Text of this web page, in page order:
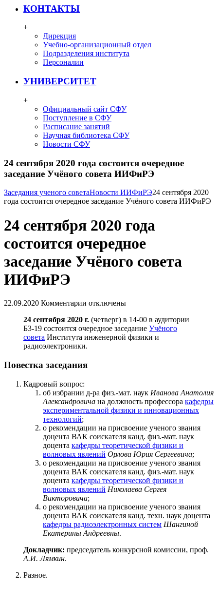
КОНТАКТЫ
+
Дирекция
Учебно-организационный отдел
Подразделения института
Персоналии
УНИВЕРСИТЕТ
+
Официальный сайт СФУ
Поступление в СФУ
Расписание занятий
Научная библиотека СФУ
Новости СФУ
24 сентября 2020 года состоится очередное
заседание Учёного совета ИИФиРЭ
Заседания ученого советаНовости ИИФиРЭ24 сентября 2020
года состоится очередное заседание Учёного совета ИИФиРЭ
24 сентября 2020 года
состоится очередное
заседание Учёного совета
ИИФиРЭ
22.09.2020 Комментарии отключены
24 сентября 2020 г. (четверг) в 14-00 в аудитории
Б3-19 состоится очередное заседание Учёного
совета Института инженерной физики и
радиоэлектроники.
Повестка заседания
Кадровый вопрос:
об избрании д-ра физ.-мат. наук Иванова Анатолия
Александровича на должность профессора кафедры
экспериментальной физики и инновационных
технологий;
о рекомендации на присвоение ученого звания
доцента ВАК соискателя канд. физ.-мат. наук
доцента кафедры теоретической физики и
волновых явлений Орлова Юрия Сергеевича;
о рекомендации на присвоение ученого звания
доцента ВАК соискателя канд. физ.-мат. наук
доцента кафедры теоретической физики и
волновых явлений Николаева Сергея
Викторовича;
о рекомендации на присвоение ученого звания
доцента ВАК соискателя канд. техн. наук доцента
кафедры радиоэлектронных систем Шангиной
Екатерины Андреевны.
Докладчик: председатель конкурсной комиссии, проф.
А.И. Лямкин.
Разное.